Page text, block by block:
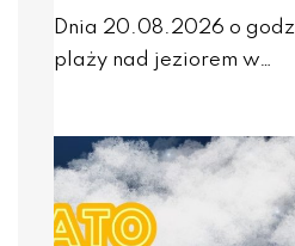
Dnia 20.08.2026 o
plaży nad jeziorem w…